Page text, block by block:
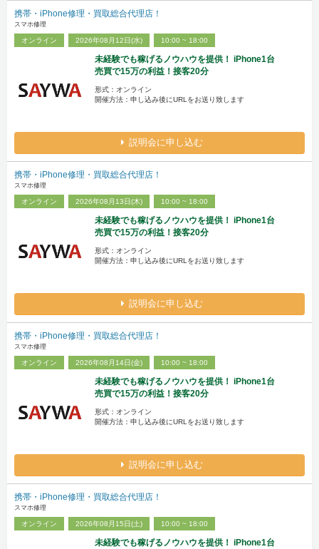
携帯・iPhone修理・買取総合代理店！
スマホ修理
オンライン 2026年08月12日(水) 10:00 ~ 18:00
未経験でも稼げるノウハウを提供！ iPhone1台
売買で15万の利益！接客20分
形式：オンライン
開催方法：申し込み後にURLをお送り致します
説明会に申し込む
携帯・iPhone修理・買取総合代理店！
スマホ修理
オンライン 2026年08月13日(木) 10:00 ~ 18:00
未経験でも稼げるノウハウを提供！ iPhone1台
売買で15万の利益！接客20分
形式：オンライン
開催方法：申し込み後にURLをお送り致します
説明会に申し込む
携帯・iPhone修理・買取総合代理店！
スマホ修理
オンライン 2026年08月14日(金) 10:00 ~ 18:00
未経験でも稼げるノウハウを提供！ iPhone1台
売買で15万の利益！接客20分
形式：オンライン
開催方法：申し込み後にURLをお送り致します
説明会に申し込む
携帯・iPhone修理・買取総合代理店！
スマホ修理
オンライン 2026年08月15日(土) 10:00 ~ 18:00
未経験でも稼げるノウハウを提供！ iPhone1台